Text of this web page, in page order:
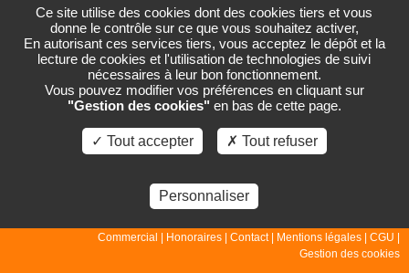
PAGE NON TROUVÉE
La page que vous demandez n'existe pas.
Commercial | Honoraires | Contact| Mentions légales | CGU |
Gestion des cookies
Ce site utilise des cookies dont des cookies tiers et vous
donne le contrôle sur ce que vous souhaitez activer,
En autorisant ces services tiers, vous acceptez le dépôt et la
lecture de cookies et l'utilisation de technologies de suivi
nécessaires à leur bon fonctionnement.
Vous pouvez modifier vos préférences en cliquant sur
"Gestion des cookies" en bas de cette page.
✓ Tout accepter ✗ Tout refuser
Personnaliser